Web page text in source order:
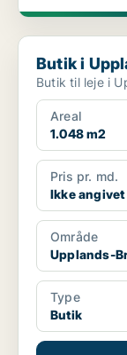
Butik i Upplands-
Butik
Areal
1.048 m2
Pris pr. md.
Ikke angivet
Område
Upplands-
Type
Butik